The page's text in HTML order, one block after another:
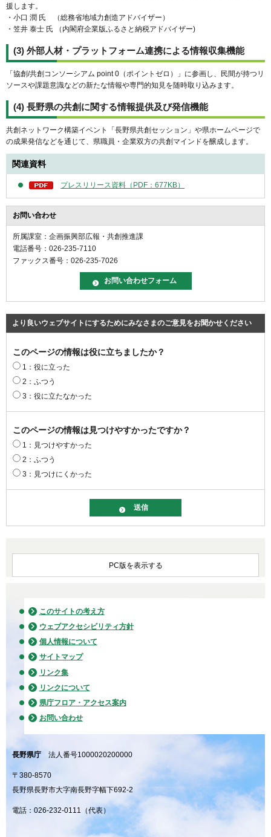
援します。
・小口 潤 氏 （総務省地域力創造アドバイザー）
・笠井 泰士 氏 （内閣府企業版ふるさと納税アドバイザー)
(3) 外部人材・プラットフォーム連携による情報収集機能
「協創/共創コンソーシアム point 0（ポイントゼロ）」に参画し、民間が持つリ
ソースや課題意識などの新たな情報や専門的知見を随時取り込みます。
(4) 長野県の共創に関する情報提供及び発信機能
共創ネットワーク構築イベント「長野県共創セッション」や県ホームページで
の成果発信などを通じて、県職員・企業双方の共創マインドを醸成します。
関連資料
プレスリリース資料（PDF：677KB）
お問い合わせ
所属課室：企画振興部広報・共創推進課
電話番号：026-235-7110
ファックス番号：026-235-7026
より良いウェブサイトにするためにみなさまのご意見をお聞かせください
このページの情報は役に立ちましたか？
1：役に立った
2：ふつう
3：役に立たなかった
このページの情報は見つけやすかったですか？
1：見つけやすかった
2：ふつう
3：見つけにくかった
PC版を表示する
このサイトの考え方
ウェブアクセシビリティ方針
個人情報について
サイトマップ
リンク集
リンクについて
県庁フロア・アクセス案内
お問い合わせ
長野県庁 法人番号1000020200000
〒380-8570
長野県長野市大字南長野字幅下692-2
電話：026-232-0111（代表）